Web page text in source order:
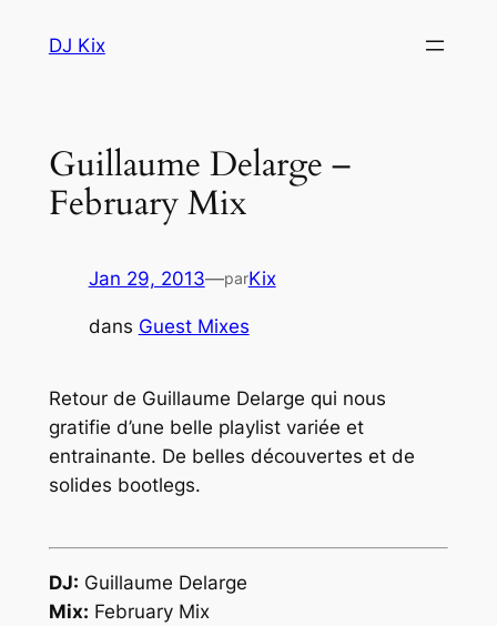
DJ Kix
Guillaume Delarge –
February Mix
Jan 29, 2013—parKix
dans Guest Mixes
Retour de Guillaume Delarge qui nous
gratifie d’une belle playlist variée et
entrainante. De belles découvertes et de
solides bootlegs.
DJ: Guillaume Delarge
Mix: February Mix